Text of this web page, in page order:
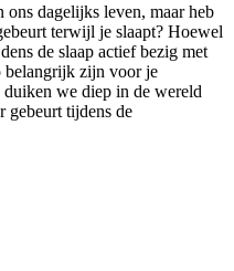
ons dagelijks leven, maar heb
terwijl je slaapt? Hoewel
de slaap actief bezig met
belangrijk zijn voor je
we diep in de wereld
gebeurt tijdens de